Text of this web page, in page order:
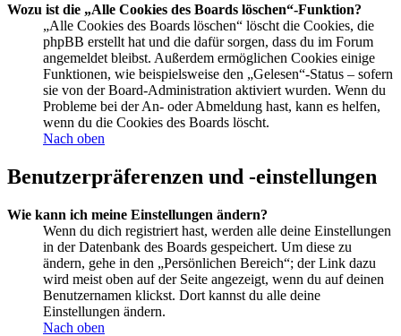
Wozu ist die „Alle Cookies des Boards löschen“-Funktion?
„Alle Cookies des Boards löschen“ löscht die Cookies, die
phpBB erstellt hat und die dafür sorgen, dass du im Forum
angemeldet bleibst. Außerdem ermöglichen Cookies einige
Funktionen, wie beispielsweise den „Gelesen“-Status – sofern
sie von der Board-Administration aktiviert wurden. Wenn du
Probleme bei der An- oder Abmeldung hast, kann es helfen,
wenn du die Cookies des Boards löscht.
Nach oben
Benutzerpräferenzen und -einstellungen
Wie kann ich meine Einstellungen ändern?
Wenn du dich registriert hast, werden alle deine Einstellungen
in der Datenbank des Boards gespeichert. Um diese zu
ändern, gehe in den „Persönlichen Bereich“; der Link dazu
wird meist oben auf der Seite angezeigt, wenn du auf deinen
Benutzernamen klickst. Dort kannst du alle deine
Einstellungen ändern.
Nach oben